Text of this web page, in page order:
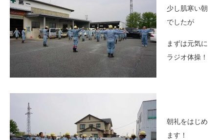
少し肌寒い朝
でしたが
まずは元気に
ラジオ体操！
朝礼をはじめ
ます！